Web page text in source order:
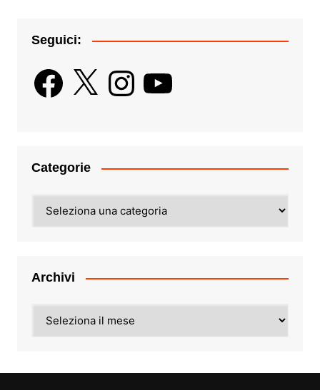
Seguici:
Facebook
X InstagramYouTube
Categorie
Archivi